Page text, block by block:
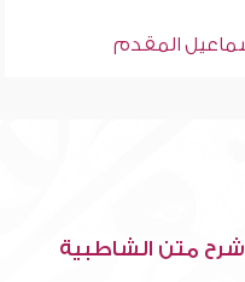
شرح متن الشاطبية